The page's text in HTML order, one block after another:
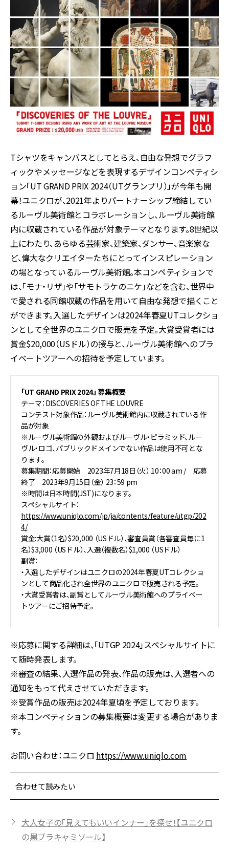
Tシャツをキャンバスとしてとらえ、自由な発想でグラフ
ィックやメッセージなどを表現するデザインコンペティシ
ョン「UT GRAND PRIX 2024（UTグランプリ）」が今年も開
幕！ユニクロが、2021年よりパートナーシップ締結してい
るルーヴル美術館とコラボレーションし、ルーヴル美術館
内に収蔵されている作品が対象テーマとなります。8世紀以
上にわたり、あらゆる芸術家、建築家、ダンサー、音楽家な
ど、偉大なクリエイターたちにとってインスピレーション
の場となっているルーヴル美術館。本コンペティションで
は、「モナ・リザ」や「サモトラケのニケ」などを含む、世界中
で愛される同館収蔵の作品を用いて自由な発想で描くこと
ができます。入選したデザインは2024年春夏UTコレクショ
ンとして全世界のユニクロで販売を予定。大賞受賞者には
賞金$20,000（USドル）の授与と、ルーヴル美術館へのプラ
イベートツアーへの招待を予定しています。
「UT GRAND PRIX 2024」 募集概要
テーマ：DISCOVERIES OF THE LOUVRE
コンテスト対象作品：ルーヴル美術館内に収蔵されている作
品が対象
※ルーヴル美術館の外観およびルーヴル・ピラミッド、ルー
ヴル・ロゴ、パブリックドメインでない作品は使用不可とな
ります。
募集期間：応募開始 2023年7月18日（火） 10：00 am / 応募
終了 2023年9月15日（金） 23：59 pm
※時間は日本時間(JST)になります。
スペシャルサイト：
https://www.uniqlo.com/jp/ja/contents/feature/utgp/202
4/
賞金:大賞（1名）$20,000 （USドル）、審査員賞（各審査員毎に1
名）$3,000 （USドル）、入選（複数名）$1,000 （USドル）
副賞：
・入選したデザインはユニクロの2024年春夏UTコレクショ
ンとして商品化され全世界のユニクロで販売される予定。
・大賞受賞者は、副賞としてルーヴル美術館へのプライベー
トツアーにご招待予定。
※応募に関する詳細は、「UTGP 2024」スペシャルサイトに
て随時発表します。
※審査の結果、入選作品の発表、作品の販売は、入選者への
通知をもって代えさせていただきます。
※受賞作品の販売は2024年夏頃を予定しております。
※本コンペティションの募集概要は変更する場合がありま
す。
お問い合わせ：ユニクロ https://www.uniqlo.com
合わせて読みたい
大人女子の「見えてもいいインナー」を探せ！【ユニクロ
の黒ブラキャミソール】